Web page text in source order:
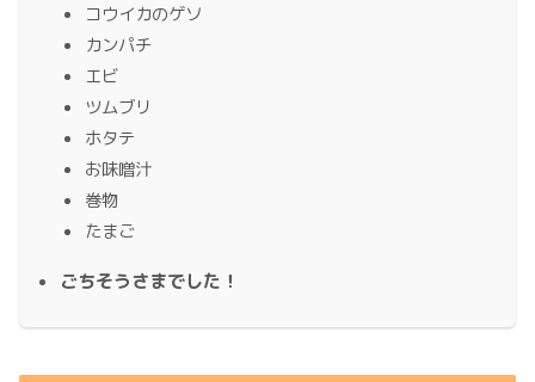
コウイカのゲソ
カンパチ
エビ
ツムブリ
ホタテ
お味噌汁
巻物
たまご
ごちそうさまでした！